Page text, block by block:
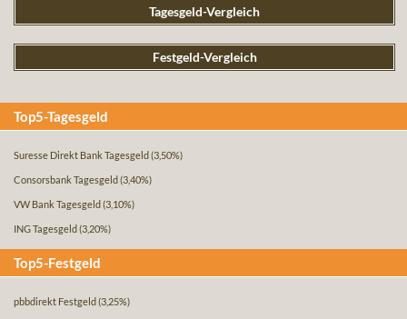
Tagesgeld-Vergleich
Festgeld-Vergleich
Top5-Tagesgeld
Suresse Direkt Bank Tagesgeld (3,50%)
Consorsbank Tagesgeld (3,40%)
VW Bank Tagesgeld (3,10%)
ING Tagesgeld (3,20%)
Top5-Festgeld
pbbdirekt Festgeld (3,25%)